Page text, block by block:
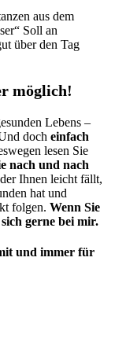
aus dem
Soll an
über den Tag
möglich!
Lebens –
doch einfach
lesen Sie
nach und nach
Ihnen leicht fällt,
hat und
folgen. Wenn Sie
gerne bei mir.
und immer für